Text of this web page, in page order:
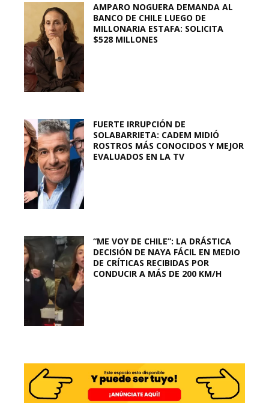
AMPARO NOGUERA DEMANDA AL
BANCO DE CHILE LUEGO DE
MILLONARIA ESTAFA: SOLICITA
$528 MILLONES
FUERTE IRRUPCIÓN DE
SOLABARRIETA: CADEM MIDIÓ
ROSTROS MÁS CONOCIDOS Y MEJOR
EVALUADOS EN LA TV
“ME VOY DE CHILE”: LA DRÁSTICA
DECISIÓN DE NAYA FÁCIL EN MEDIO
DE CRÍTICAS RECIBIDAS POR
CONDUCIR A MÁS DE 200 KM/H